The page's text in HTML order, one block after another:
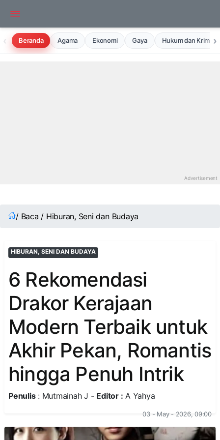
‹ Beranda Agama Ekonomi Gaya Hukum dan ›
/ Baca / Hiburan, Seni dan Budaya
HIBURAN, SENI DAN BUDAYA
6 Rekomendasi
Drakor Kerajaan
Modern Terbaik untuk
Akhir Pekan, Romantis
hingga Penuh Intrik
Penulis: Mutmainah J - Editor : A Yahya
03 - May - 2026, 09:00